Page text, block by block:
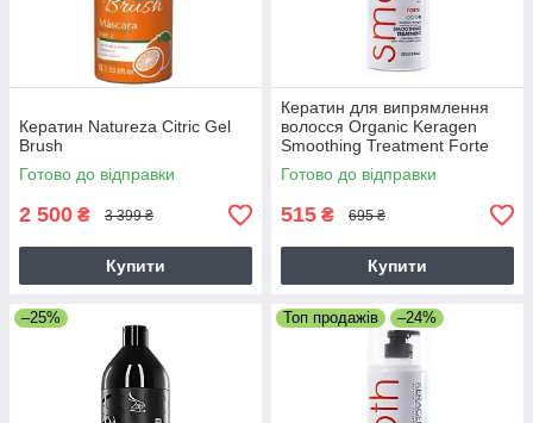
Кератин Natureza Citric Gel
Brush
Готово до відправки
2 500 ₴ 3 399 ₴
Купити
Кератин для випрямлення
волосся Organic Keragen
Smoothing Treatment Forte
4%, 50 г (розлив)
Готово до відправки
515 ₴ 695 ₴
Купити
–25% Топ продажів –24%